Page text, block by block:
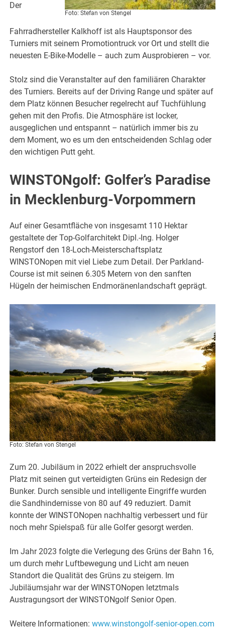
Foto: Stefan von Stengel
Der
Fahrradhersteller Kalkhoff ist als Hauptsponsor des
Turniers mit seinem Promotiontruck vor Ort und stellt die
neuesten E-Bike-Modelle – auch zum Ausprobieren – vor.
Stolz sind die Veranstalter auf den familiären Charakter
des Turniers. Bereits auf der Driving Range und später auf
dem Platz können Besucher regelrecht auf Tuchfühlung
gehen mit den Profis. Die Atmosphäre ist locker,
ausgeglichen und entspannt – natürlich immer bis zu
dem Moment, wo es um den entscheidenden Schlag oder
den wichtigen Putt geht.
WINSTONgolf: Golfer’s Paradise
in Mecklenburg-Vorpommern
Auf einer Gesamtfläche von insgesamt 110 Hektar
gestaltete der Top-Golfarchitekt Dipl.-Ing. Holger
Rengstorf den 18-Loch-Meisterschaftsplatz
WINSTONopen mit viel Liebe zum Detail. Der Parkland-
Course ist mit seinen 6.305 Metern von den sanften
Hügeln der heimischen Endmoränenlandschaft geprägt.
Foto: Stefan von Stengel
Zum 20. Jubiläum in 2022 erhielt der anspruchsvolle
Platz mit seinen gut verteidigten Grüns ein Redesign der
Bunker. Durch sensible und intelligente Eingriffe wurden
die Sandhindernisse von 80 auf 49 reduziert. Damit
konnte der WINSTONopen nachhaltig verbessert und für
noch mehr Spielspaß für alle Golfer gesorgt werden.
Im Jahr 2023 folgte die Verlegung des Grüns der Bahn 16,
um durch mehr Luftbewegung und Licht am neuen
Standort die Qualität des Grüns zu steigern. Im
Jubiläumsjahr war der WINSTONopen letztmals
Austragungsort der WINSTONgolf Senior Open.
Weitere Informationen:www.winstongolf-senior-open.com